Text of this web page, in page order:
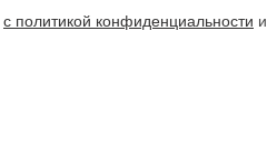
с политикой конфиденциальности и